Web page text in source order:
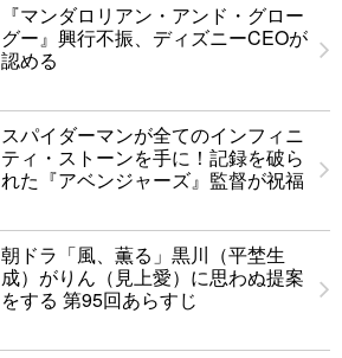
『マンダロリアン・アンド・グロー
グー』興行不振、ディズニーCEOが
認める
スパイダーマンが全てのインフィニ
ティ・ストーンを手に！記録を破ら
れた『アベンジャーズ』監督が祝福
朝ドラ「風、薫る」黒川（平埜生
成）がりん（見上愛）に思わぬ提案
をする 第95回あらすじ